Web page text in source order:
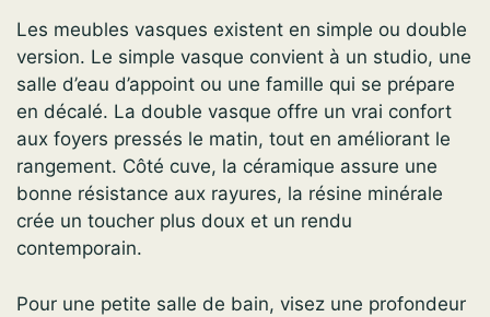
Les meubles vasques existent en simple ou double
version. Le simple vasque convient à un studio, une
salle d’eau d’appoint ou une famille qui se prépare
en décalé. La double vasque offre un vrai confort
aux foyers pressés le matin, tout en améliorant le
rangement. Côté cuve, la céramique assure une
bonne résistance aux rayures, la résine minérale
crée un toucher plus doux et un rendu
contemporain.
Pour une petite salle de bain, visez une profondeur